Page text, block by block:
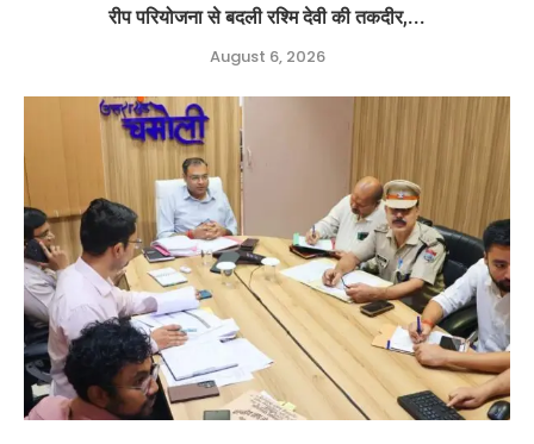
रीप परियोजना से बदली रश्मि देवी की तकदीर,...
August 6, 2026